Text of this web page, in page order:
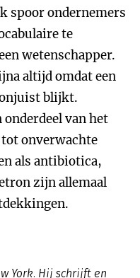
spoor ondernemers
te
wetenschapper.
altijd omdat een
blijkt.
van het
onverwachte
als antibiotica,
zijn allemaal
York. Hij schrijft en